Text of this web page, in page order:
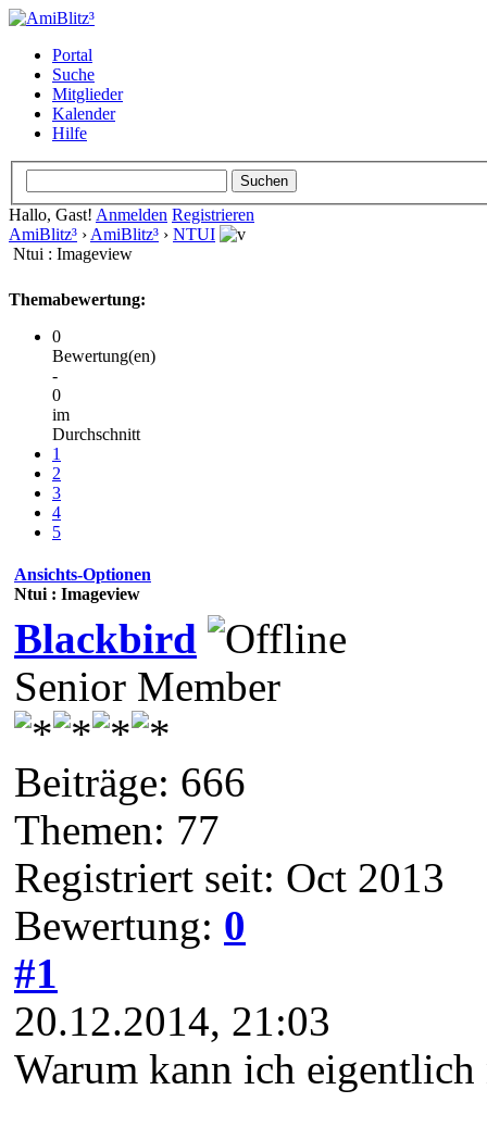
Portal
Suche
Mitglieder
Kalender
Hilfe
Hallo, Gast! Anmelden Registrieren
AmiBlitz³ › AmiBlitz³ › NTUI
Ntui : Imageview
Themabewertung:
0
Bewertung(en)
-
0
im
Durchschnitt
1
2
3
4
5
Ansichts-Optionen
Ntui : Imageview
Blackbird
Senior Member
Beiträge: 666
Themen: 77
Registriert seit: Oct 2013
Bewertung: 0
#1
20.12.2014, 21:03
Warum kann ich